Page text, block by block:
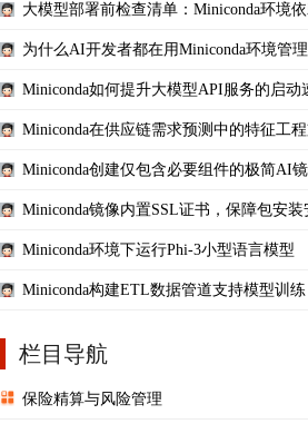
大模型部署前检查清单：Miniconda环境
为什么AI开发者都在用Miniconda环境管
Miniconda如何提升大模型API服务的启动
Miniconda在供应链需求预测中的特征工
Miniconda创建仅包含必要组件的极简AI
Miniconda镜像内置SSL证书，保障包安装
Miniconda环境下运行Phi-3小型语言模型
Miniconda构建ETL数据管道支持模型训练
栏目导航
保险精算与风险管理